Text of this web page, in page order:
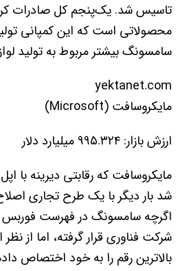
تاسیس شد. یک‌پنجم کل صادرات
محصولاتی است که این کمپانی
سامسونگ بیشتر مربوط به تولید
yektanet.com
مایکروسافت (Microsoft)
ارزش بازار: ۹۹۵.۳۲۴ میلیارد دلار
مایکروسافت که رقابتی دیرینه با
شد بار دیگر با یک طرح تجاری
اگرچه سامسونگ در فهرست فوربس
شرکت فناوری قرار گرفته، اما از نظر
بالاترین رقم را به خود اختصاص